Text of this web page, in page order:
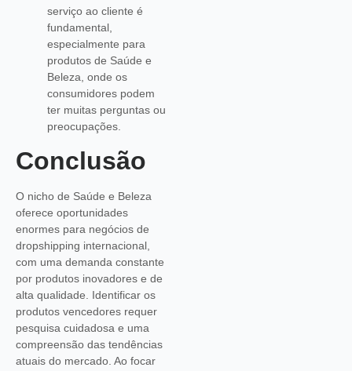
serviço ao cliente é
fundamental,
especialmente para
produtos de Saúde e
Beleza, onde os
consumidores podem
ter muitas perguntas ou
preocupações.
Conclusão
O nicho de Saúde e Beleza
oferece oportunidades
enormes para negócios de
dropshipping internacional,
com uma demanda constante
por produtos inovadores e de
alta qualidade. Identificar os
produtos vencedores requer
pesquisa cuidadosa e uma
compreensão das tendências
atuais do mercado. Ao focar